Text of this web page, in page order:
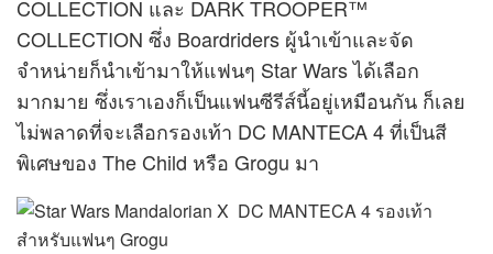
COLLECTION และ DARK TROOPER™
COLLECTION ซึ่ง Boardriders ผู้นำเข้าและจัด
จำหน่ายก็นำเข้ามาให้แฟนๆ Star Wars ได้เลือก
มากมาย ซึ่งเราเองก็เป็นแฟนซีรีส์นี้อยู่เหมือนกัน ก็เลย
ไม่พลาดที่จะเลือกรองเท้า DC MANTECA 4 ที่เป็นสี
พิเศษของ The Child หรือ Grogu มา